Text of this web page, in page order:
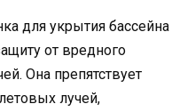
для укрытия бассейна
от вредного
Она препятствует
лучей,